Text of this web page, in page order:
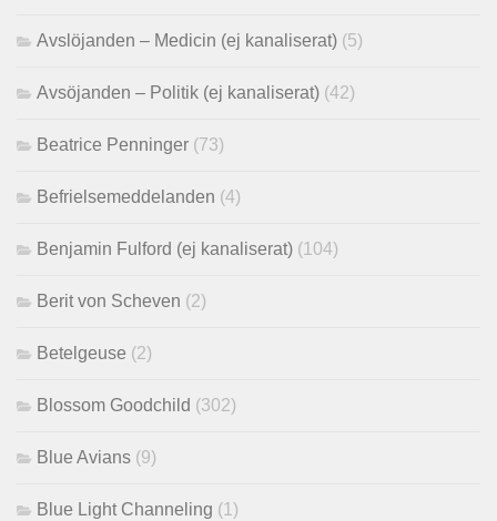
Avslöjanden – Medicin (ej kanaliserat) (5)
Avsöjanden – Politik (ej kanaliserat) (42)
Beatrice Penninger (73)
Befrielsemeddelanden (4)
Benjamin Fulford (ej kanaliserat) (104)
Berit von Scheven (2)
Betelgeuse (2)
Blossom Goodchild (302)
Blue Avians (9)
Blue Light Channeling (1)